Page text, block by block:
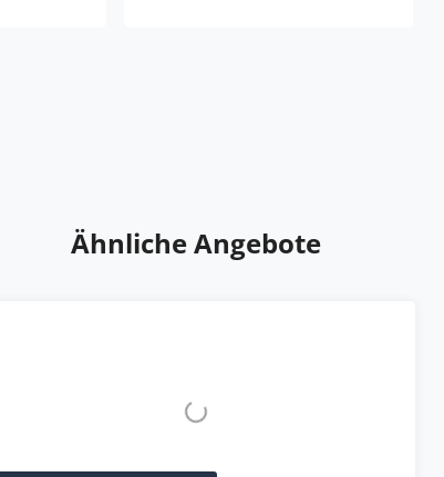
Ähnliche Angebote